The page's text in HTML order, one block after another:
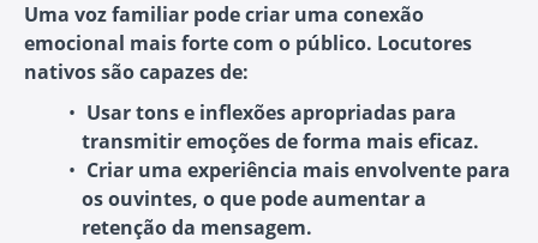
Uma voz familiar pode criar uma conexão
emocional mais forte com o público. Locutores
nativos são capazes de:
Usar tons e inflexões apropriadaspara
transmitir emoções de forma mais eficaz.
Criar uma experiência mais envolventepara
os ouvintes, o que pode aumentar a
retenção da mensagem.